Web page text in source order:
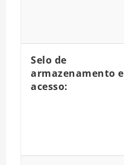
Selo de
armazenamento e
acesso: